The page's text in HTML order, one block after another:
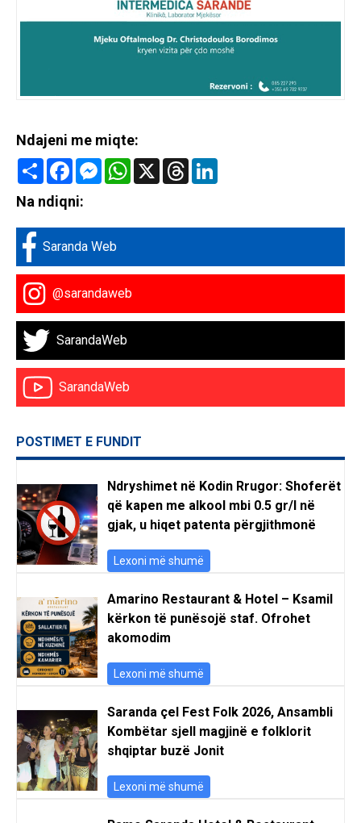
Ndajeni me miqte:
Share FacebookMessenger
WhatsApp
X Threads
Na ndiqni:
Saranda Web
@sarandaweb
SarandaWeb
SarandaWeb
POSTIMET E FUNDIT
Ndryshimet në Kodin Rrugor: Shoferët
që kapen me alkool mbi 0.5 gr/l në
gjak, u hiqet patenta përgjithmonë
Lexoni më shumë
Amarino Restaurant & Hotel – Ksamil
kërkon të punësojë staf. Ofrohet
akomodim
Lexoni më shumë
Saranda çel Fest Folk 2026, Ansambli
Kombëtar sjell magjinë e folklorit
shqiptar buzë Jonit
Lexoni më shumë